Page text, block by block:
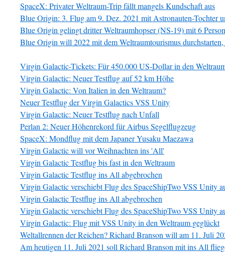
SpaceX: Privater Weltraum-Trip fällt mangels Kundschaft aus
Blue Origin: 3. Flug am 9. Dez. 2021 mit Astronauten-Tochter
Blue Origin gelingt dritter Weltraumhopser (NS-19) mit 6
Blue Origin will 2022 mit dem Weltraumtourismus durchstarten,
Virgin Galactic-Tickets: Für 450.000 US-Dollar in den
Virgin Galactic: Neuer Testflug auf 52 km Höhe
Virgin Galactic: Von Italien in den Weltraum?
Neuer Testflug der Virgin Galactics VSS Unity
Virgin Galactic: Neuer Testflug nach Unfall
Perlan 2: Neuer Höhenrekord für Airbus Segelflugzeug
SpaceX: Mondflug mit dem Japaner Yusaku Maezawa
Virgin Galactic will vor Weihnachten ins 'All'
Virgin Galactic Testflug bis fast in den Weltraum
Virgin Galactic Testflug ins All abgebrochen
Virgin Galactic verschiebt Flug des SpaceShipTwo VSS Unity
Virgin Galactic Testflug ins All abgebrochen
Virgin Galactic verschiebt Flug des SpaceShipTwo VSS Unity
Virgin Galactic: Flug mit VSS Unity in den Weltraum geglückt
Weltallrennen der Reichen? Richard Branson will am 11. Juli
Am heutigen 11. Juli 2021 soll Richard Branson mit ins All